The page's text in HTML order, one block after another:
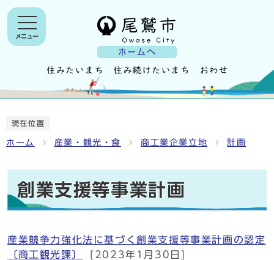
ホームへ
メニュー
現在位置
ホーム 産業・観光・食 商工業企業立地 計画
創業支援等事業計画
産業競争力強化法に基づく創業支援等事業計画の認定
〔商工観光課〕
[2023年1月30日]